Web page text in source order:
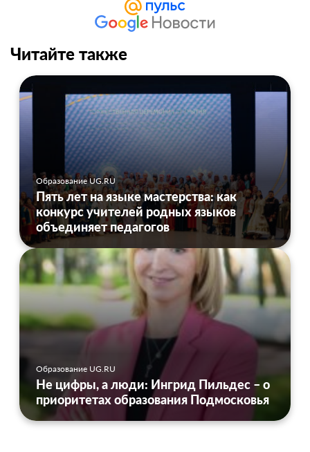
Читайте также
Образование UG.RU
Пять лет на языке мастерства: как
конкурс учителей родных языков
объединяет педагогов
Образование UG.RU
Не цифры, а люди: Ингрид Пильдес – о
приоритетах образования Подмосковья